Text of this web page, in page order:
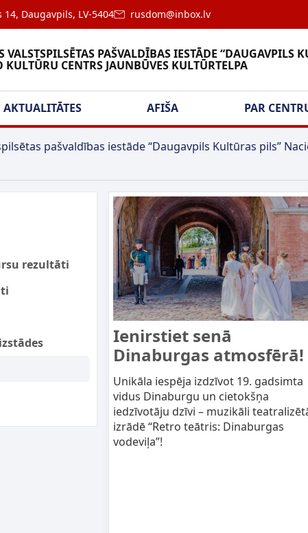
14, Daugavpils, LV-5404 rusdom@inbox.lv
VALSTSPILSĒTAS PAŠVALDĪBAS IESTĀDE “DAUGAVPILS
CENTRS JAUNBŪVES KULTŪRTELPA
AKTUALITĀTES AFIŠA PAR
pašvaldības iestāde “Daugavpils Kultūras pils”
rezultāti
Ienirstiet senā
Dinaburgas atmosfērā!
Unikāla iespēja izdzīvot 19. gadsimta
vidus Dinaburgu un cietokšņa
iedzīvotāju dzīvi – muzikāli
izrādē “Retro teātris: Dinaburgas
vodeviļa”!